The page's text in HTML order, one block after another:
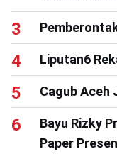
Liputan6
Cagub Aceh
Bayu Rizky
Paper